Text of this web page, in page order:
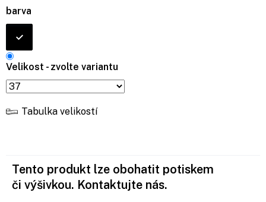
barva
Velikost - zvolte variantu
Tabulka velikostí
Tento produkt lze obohatit potiskem
či výšivkou. Kontaktujte nás.